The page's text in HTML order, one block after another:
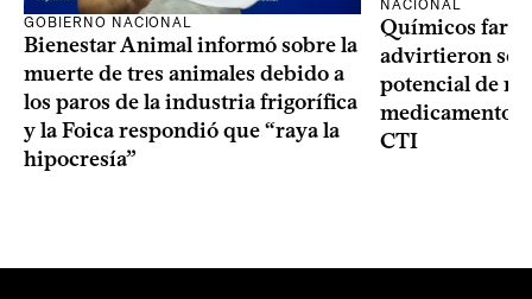
GOBIERNO NACIONAL
Bienestar Animal informó sobre la
muerte de tres animales debido a
los paros de la industria frigorífica
y la Foica respondió que “raya la
hipocresía”
NACIONAL
Químicos
advirtieron
potencial de
medicamentos
CTI